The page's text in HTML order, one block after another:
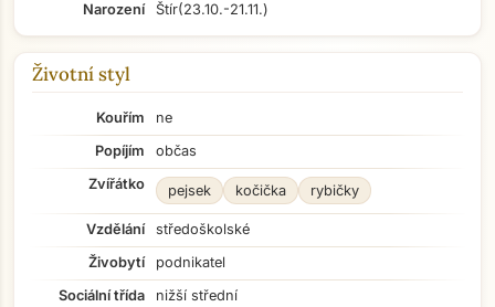
Narození
Štír(23.10.-21.11.)
Životní styl
Kouřím
ne
Popíjím
občas
Zvířátko
pejsek kočička rybičky
Vzdělání
středoškolské
Živobytí
podnikatel
Sociální třída
nižší střední